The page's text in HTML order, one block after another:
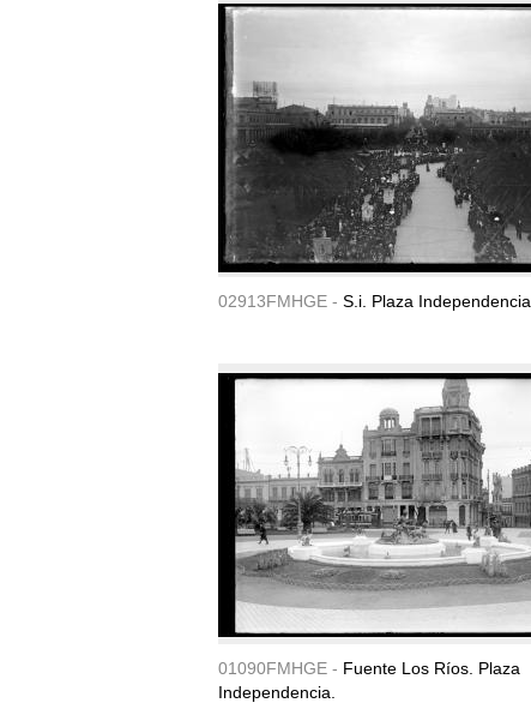
02913FMHGE - S.i. Plaza Independencia.
01090FMHGE - Fuente Los Ríos. Plaza
Independencia.